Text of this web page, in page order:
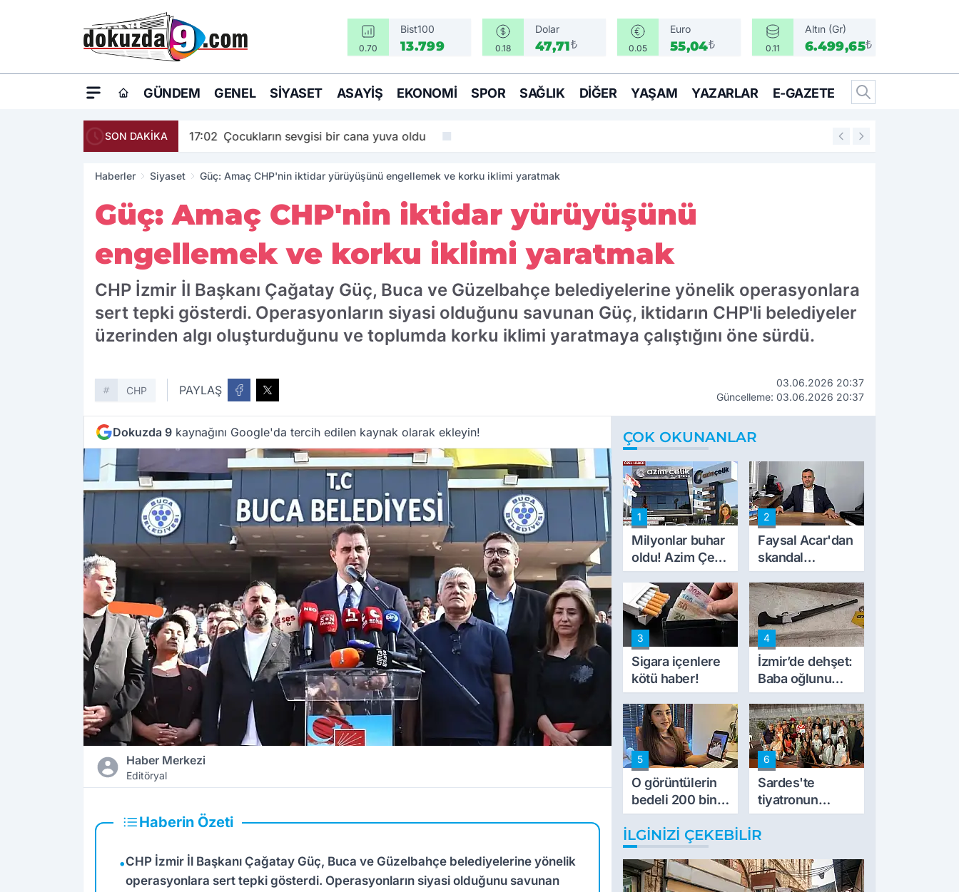
0.70
Bist100
13.799 0.18
Dolar
47,71₺ 0.05
Euro
55,04₺ 0.11
Altın (Gr)
6.499,65₺
GÜNDEM GENEL SIYASET ASAYIŞ EKONOMI SPOR SAĞLIK DIĞER YAŞAM YAZARLAR E-GAZETE
SON DAKİKA 17:02 Çocukların sevgisi bir cana yuva oldu 16:05
Haberler Siyaset Güç: Amaç CHP'nin iktidar yürüyüşünü engellemek ve korku iklimi yaratmak
Güç: Amaç CHP'nin iktidar yürüyüşünü
engellemek ve korku iklimi yaratmak
CHP İzmir İl Başkanı Çağatay Güç, Buca ve Güzelbahçe belediyelerine yönelik operasyonlara
sert tepki gösterdi. Operasyonların siyasi olduğunu savunan Güç, iktidarın CHP'li belediyeler
üzerinden algı oluşturduğunu ve toplumda korku iklimi yaratmaya çalıştığını öne sürdü.
CHP PAYLAŞ
03.06.2026 20:37
Güncelleme: 03.06.2026 20:37
Dokuzda 9 kaynağını Google'da tercih edilen kaynak olarak ekleyin!
Haber Merkezi
Editöryal
Haberin Özeti
•CHP İzmir İl Başkanı Çağatay Güç, Buca ve Güzelbahçe belediyelerine yönelik
operasyonlara sert tepki gösterdi. Operasyonların siyasi olduğunu savunan
ÇOK OKUNANLAR
1
Milyonlar buhar
oldu! Azim Çelik
inşaat mağduru
ilk kez konuştu
2
Faysal Acar'dan
skandal
açıklamalar:
'Haluk Levent
peynircilerimizi
de kıskaca aldı,
müdahale ettik'
3
Sigara içenlere
kötü haber!
4
İzmir’de dehşet:
Baba oğlunu
vurdu
5
O görüntülerin
bedeli 200 bin
TL
6
Sardes'te
tiyatronun
imece ruhu
binlerce yıllık
İLGINIZI ÇEKEBILIR